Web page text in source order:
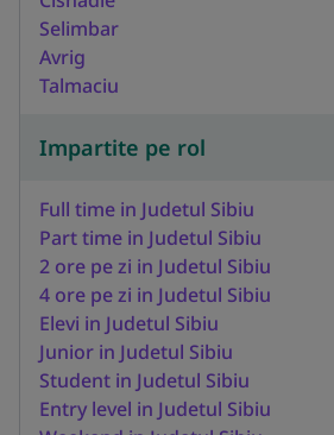
Selimbar
Avrig
Talmaciu
Impartite pe rol
Full time in Judetul Sibiu
Part time in Judetul Sibiu
2 ore pe zi in Judetul Sibiu
4 ore pe zi in Judetul Sibiu
Elevi in Judetul Sibiu
Junior in Judetul Sibiu
Student in Judetul Sibiu
Entry level in Judetul Sibiu